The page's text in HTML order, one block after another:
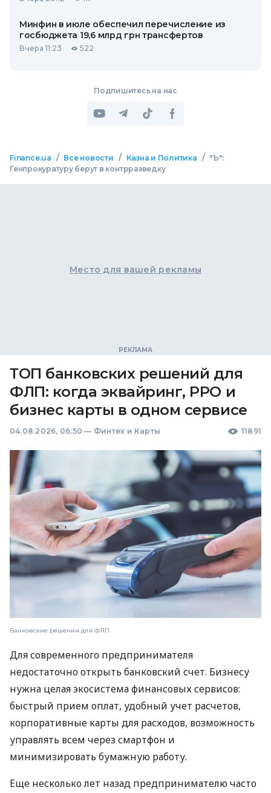
Минфин в июле обеспечил перечисление из
госбюджета 19,6 млрд грн трансфертов
Вчера 11:23 522
Подпишитесь на нас
Finance.ua / Все новости / Казна и Политика / "Ъ":
Генпрокуратуру берут в контрразведку
Место для вашей рекламы
ТОП банковских решений для
ФЛП: когда эквайринг, РРО и
бизнес карты в одном сервисе
04.08.2026, 06:50 — Финтех и Карты 11891
Банковские решения для ФЛП
Для современного предпринимателя
недостаточно открыть банковский счет. Бизнесу
нужна целая экосистема финансовых сервисов:
быстрый прием оплат, удобный учет расчетов,
корпоративные карты для расходов, возможность
управлять всем через смартфон и
минимизировать бумажную работу.
Еще несколько лет назад предпринимателю часто